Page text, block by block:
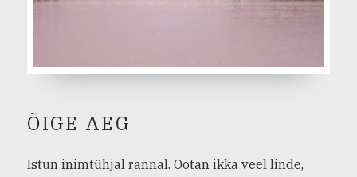
ÕIGE AEG
Istun inimtühjal rannal. Ootan ikka veel linde,